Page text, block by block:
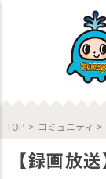
TOP > コミュニティ >
【録画放